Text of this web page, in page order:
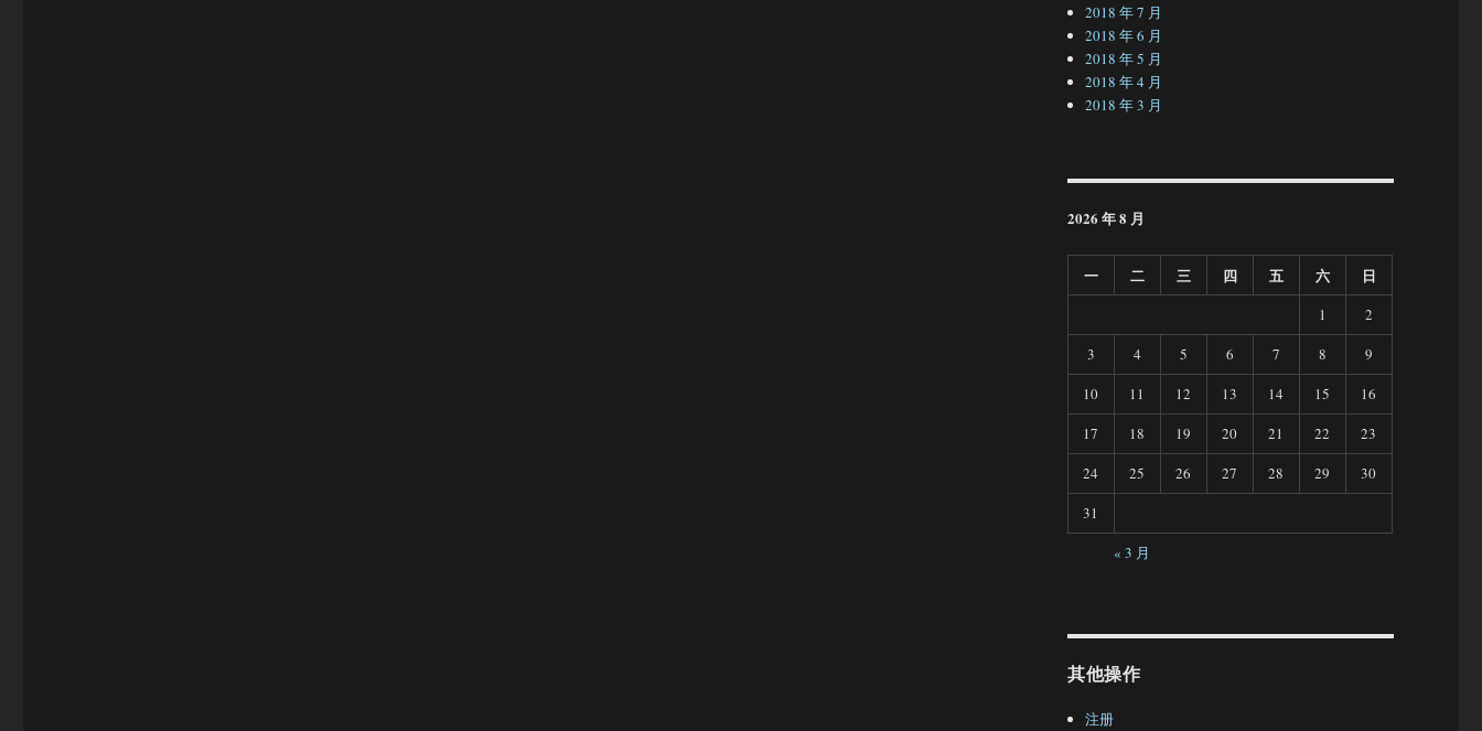
2018 年 7 月
2018 年 6 月
2018 年 5 月
2018 年 4 月
2018 年 3 月
2026 年 8 月
一 二 三 四 五 六 日
1
2
3
4 5 6 7 8
9
10
11 12 13 14 15
16
17
18 19 20 21 22
23
24
25 26 27 28 29
30
31
« 3 月
其他操作
注册